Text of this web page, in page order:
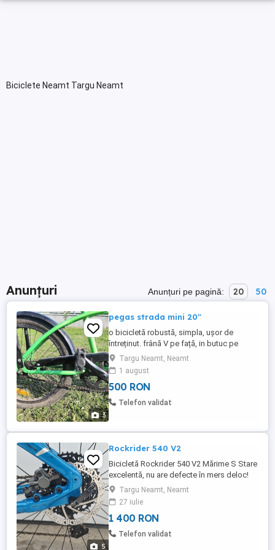
Biciclete Neamt Targu Neamt
Anunțuri Anunțuri pe pagină: 20 50
3
pegas strada mini 20"
o bicicletă robustă, simpla, ușor de
întreținut. frână V pe față, in butuc pe
spate.Targu Neamt, Neamt
1 august
500 RON
Telefon validat
5
Rockrider 540 V2
Bicicletă Rockrider 540 V2 Mărime S Stare
excelentă, nu are defecte în mers deloc!
Furcă Rockshox Judy aproape nouă, luată
de maxim 1 lună. Roți-Cauciucuri pe față
Schwalbe nobby nic și pe spate
Schwalbe Magic Mary, toate 27.5. Pedale-
RFR(aproape noi) Mansoane-
Targu Neamt, Neamt
27 iulie
1 400 RON
Telefon validat